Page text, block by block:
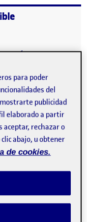
que
sonido según la
PEC2 …
Pec 2 Primer proyecto arduino
que responde a la
al uso de un
a los usuarios
nueva.
para poder
del
publicidad
elaborado a partir
aceptar, rechazar o
abajo, u obtener
de cookies.